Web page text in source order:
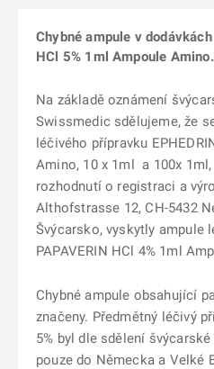
Chybné ampule v
HCl 5% 1ml Ampoule Amino.
Na základě oznámení
Swissmedic sdělujeme, že
léčivého přípravku
Amino, 10 x 1ml a 100x
rozhodnutí o registraci a
Althofstrasse 12, CH-5432
Švýcarsko, vyskytly ampule
PAPAVERIN HCl 4% 1ml
Chybné ampule obsahující
značeny. Předmětný léčivý
5% byl dle sdělení
pouze do Německa a Velké